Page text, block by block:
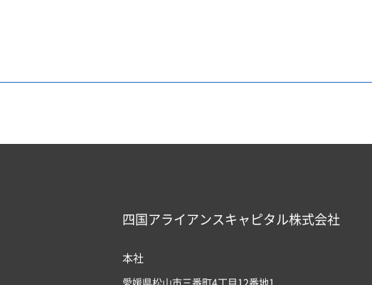
四国アライアンスキャピタル株式会社
本社
愛媛県松山市三番町4丁目12番地1